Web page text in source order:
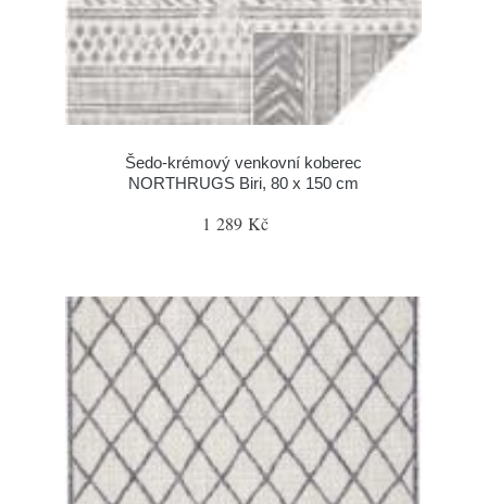
Šedo-krémový venkovní koberec
NORTHRUGS Biri, 80 x 150 cm
1 289 Kč